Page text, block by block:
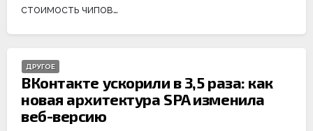
стоимость чипов…
ДРУГОЕ
ВКонтакте ускорили в 3,5 раза: как
новая архитектура SPA изменила
веб-версию